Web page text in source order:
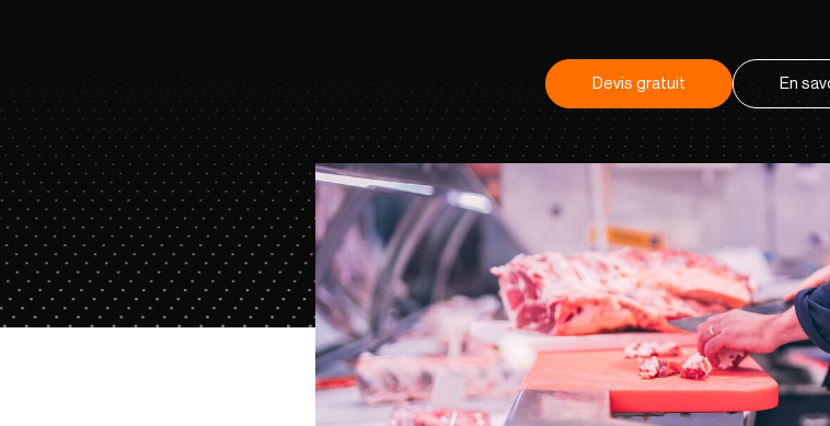
Devis gratuit En